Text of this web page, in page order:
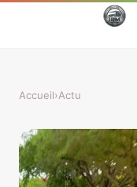
Accueil›Actu